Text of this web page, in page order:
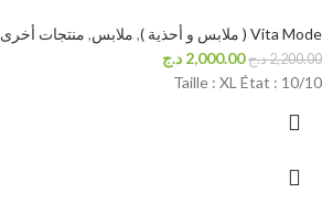
Vita Mode ( ملابس و أحذية ) , ملابس, منتجات أخرى
2,200.00د.ج 2,000.00 د.ج
Taille : XL État : 10/10